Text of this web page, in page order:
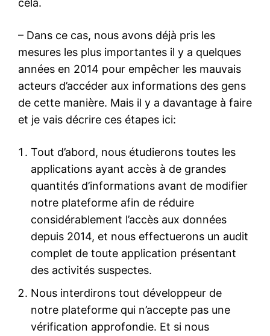
cela.
– Dans ce cas, nous avons déjà pris les
mesures les plus importantes il y a quelques
années en 2014 pour empêcher les mauvais
acteurs d’accéder aux informations des gens
de cette manière. Mais il y a davantage à faire
et je vais décrire ces étapes ici:
Tout d’abord, nous étudierons toutes les
applications ayant accès à de grandes
quantités d’informations avant de modifier
notre plateforme afin de réduire
considérablement l’accès aux données
depuis 2014, et nous effectuerons un audit
complet de toute application présentant
des activités suspectes.
Nous interdirons tout développeur de
notre plateforme qui n’accepte pas une
vérification approfondie. Et si nous